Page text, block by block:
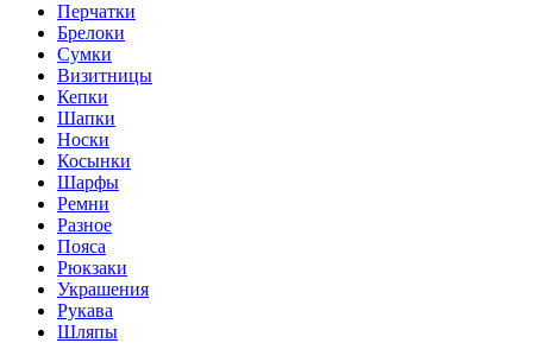
Перчатки
Брелоки
Сумки
Визитницы
Кепки
Шапки
Носки
Косынки
Шарфы
Ремни
Разное
Пояса
Рюкзаки
Украшения
Рукава
Шляпы